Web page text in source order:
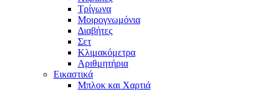
Τρίγωνα
Mοιρογνωμόνια
Διαβήτες
Σετ
Κλιμακόμετρα
Αριθμητήρια
Εικαστικά
Μπλοκ και Χαρτιά